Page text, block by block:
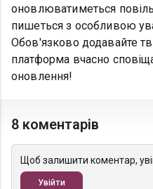
оновлюватиметься
пишеться з особливою
Обов'язково додавайте
платформа вчасно
оновлення!
8 коментарів
Щоб залишити коментар,
Увійти